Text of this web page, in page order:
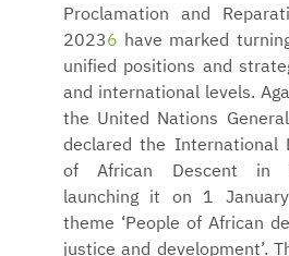
Proclamation and
20236 have marked
unified positions and
and international levels.
the United Nations
declared the International
of African Descent in
launching it on 1
theme ‘People of African
justice and development’.